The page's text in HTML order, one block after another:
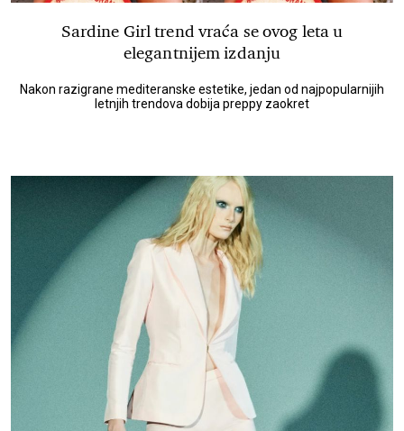
Sardine Girl trend vraća se ovog leta u
elegantnijem izdanju
Nakon razigrane mediteranske estetike, jedan od najpopularnijih
letnjih trendova dobija preppy zaokret